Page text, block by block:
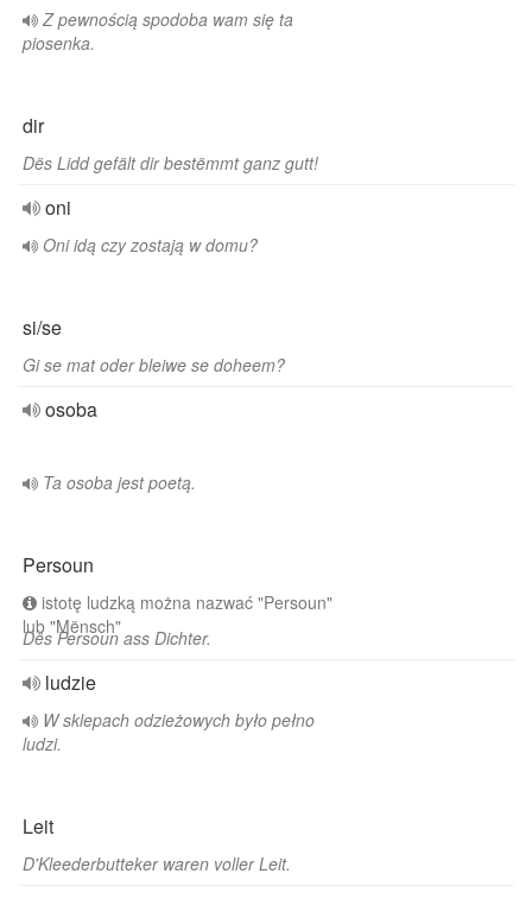
Z pewnością spodoba wam się ta
piosenka.
dir
Dës Lidd gefält dir bestëmmt ganz gutt!
oni
Oni idą czy zostają w domu?
si/se
Gi se mat oder bleiwe se doheem?
osoba
Ta osoba jest poetą.
Persoun
istotę ludzką można nazwać "Persoun"
lub "Mënsch"
Dës Persoun ass Dichter.
ludzie
W sklepach odzieżowych było pełno
ludzi.
Leit
D'Kleederbutteker waren voller Leit.